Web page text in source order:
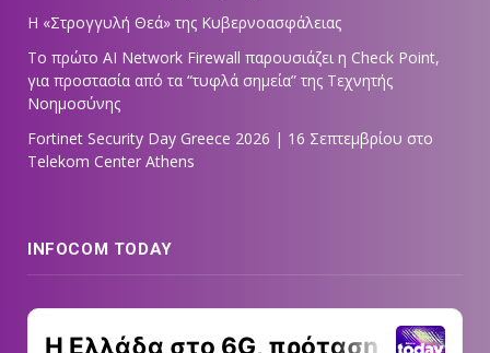
Η «Στρογγυλή Θεά» της Κυβερνοασφάλειας
Tο πρώτο AI Network Firewall παρουσιάζει η Check Point,
για προστασία από τα “τυφλά σημεία” της Τεχνητής
Νοημοσύνης
Fortinet Security Day Greece 2026 | 16 Σεπτεμβρίου στο
Telekom Center Athens
INFOCOM TODAY